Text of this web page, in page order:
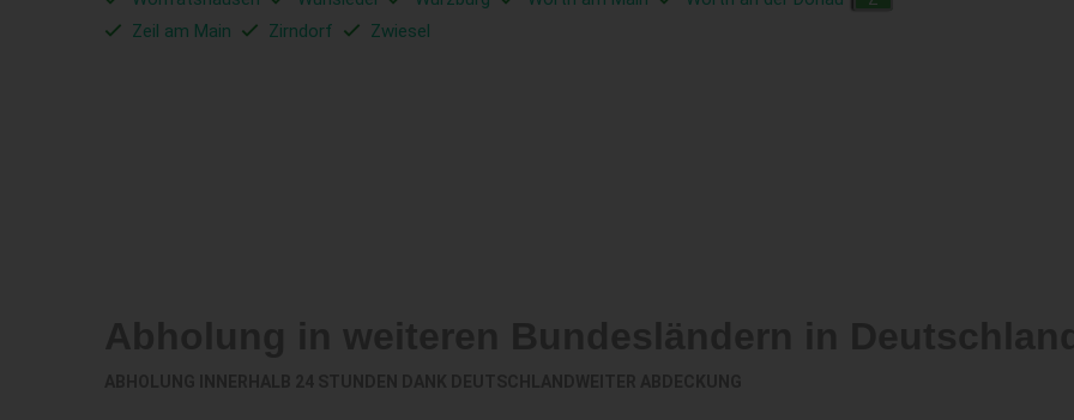
Zeil am Main Zirndorf Zwiesel